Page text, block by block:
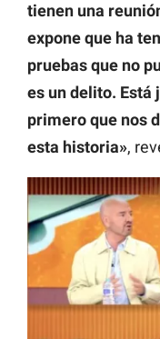
tienen una
expone que ha
pruebas que no
es un delito. Está
primero que nos
esta historia»,